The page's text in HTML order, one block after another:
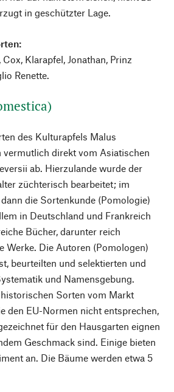
in geschützter Lage.
Klarapfel, Jonathan, Prinz
Renette.
des Kulturapfels Malus
direkt vom Asiatischen
ab. Hierzulande wurde der
züchterisch bearbeitet; im
die Sortenkunde (Pomologie)
in Deutschland und Frankreich
Bücher, darunter reich
Werke. Die Autoren (Pomologen)
beurteilten und selektierten und
und Namensgebung.
Sorten vom Markt
den EU-Normen nicht entsprechen,
für den Hausgarten eignen
Geschmack sind. Einige bieten
an. Die Bäume werden etwa 5